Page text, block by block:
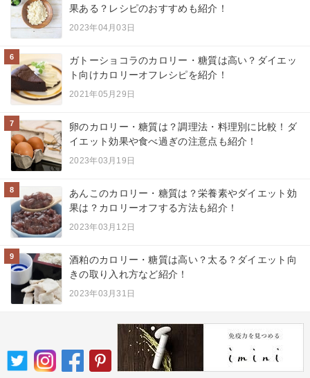
果ある？レシピのおすすめも紹介！
2023年04月03日
6
ガトーショコラのカロリー・糖質は高い？ダイエッ
ト向けカロリーオフレシピを紹介！
2021年05月29日
7
卵のカロリー・糖質は？調理法・料理別に比較！ダ
イエット効果や食べ過ぎの注意点も紹介！
2023年03月19日
8
あんこのカロリー・糖質は？栄養素やダイエット効
果は？カロリーオフする方法も紹介！
2023年03月12日
9
酒粕のカロリー・糖質は高い？太る？ダイエット向
きの取り入れ方など紹介！
2023年03月31日